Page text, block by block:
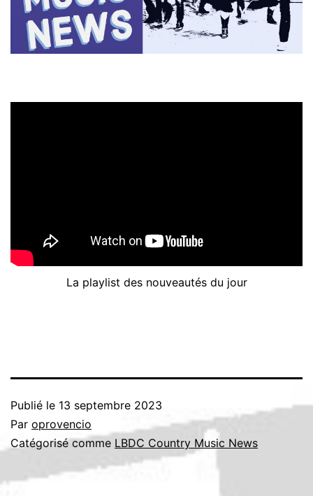
La playlist des nouveautés du jour
Publié le 13 septembre 2023
Par oprovencio
Catégorisé comme LBDC Country Music News